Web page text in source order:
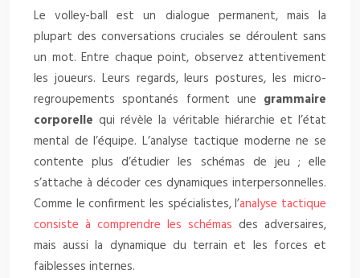
Le volley-ball est un dialogue permanent, mais la
plupart des conversations cruciales se déroulent sans
un mot. Entre chaque point, observez attentivement
les joueurs. Leurs regards, leurs postures, les micro-
regroupements spontanés forment une grammaire
corporelle qui révèle la véritable hiérarchie et l’état
mental de l’équipe. L’analyse tactique moderne ne se
contente plus d’étudier les schémas de jeu ; elle
s’attache à décoder ces dynamiques interpersonnelles.
Comme le confirment les spécialistes, l’analyse tactique
consiste à comprendre les schémas des adversaires,
mais aussi la dynamique du terrain et les forces et
faiblesses internes.